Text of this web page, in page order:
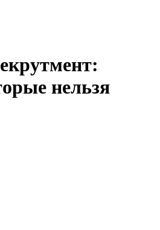
нельзя